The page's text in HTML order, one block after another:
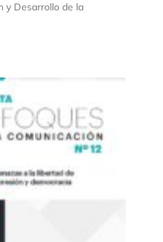
y Desarrollo de la